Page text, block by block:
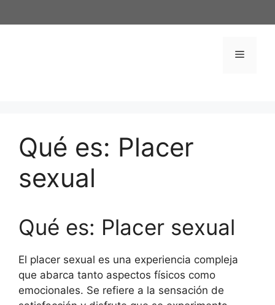
al
Menú
Qué es: Placer
sexual
Qué es: Placer sexual
El placer sexual es una experiencia compleja
que abarca tanto aspectos físicos como
emocionales. Se refiere a la sensación de